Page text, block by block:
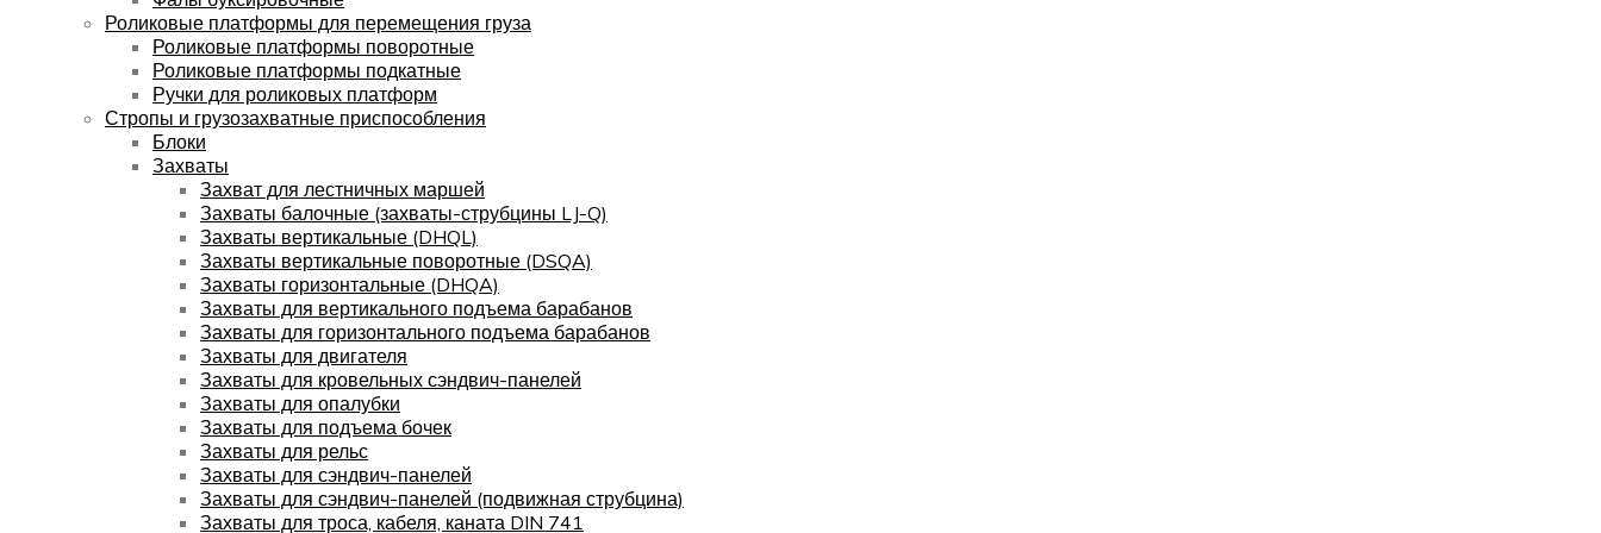
Роликовые платформы для перемещения груза
Роликовые платформы поворотные
Роликовые платформы подкатные
Ручки для роликовых платформ
Стропы и грузозахватные приспособления
Блоки
Захваты
Захват для лестничных маршей
Захваты балочные (захваты-струбцины LJ-Q)
Захваты вертикальные (DHQL)
Захваты вертикальные поворотные (DSQA)
Захваты горизонтальные (DHQA)
Захваты для вертикального подъема барабанов
Захваты для горизонтального подъема барабанов
Захваты для двигателя
Захваты для кровельных сэндвич-панелей
Захваты для опалубки
Захваты для подъема бочек
Захваты для рельс
Захваты для сэндвич-панелей
Захваты для сэндвич-панелей (подвижная струбцина)
Захваты для троса, кабеля, каната DIN 741